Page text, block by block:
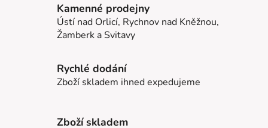
Kamenné prodejny
Ústí nad Orlicí, Rychnov nad Kněžnou,
Žamberk a Svitavy
Rychlé dodání
Zboží skladem ihned expedujeme
Zboží skladem